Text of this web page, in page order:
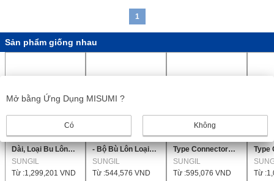
1
Sản phẩm giống nhau
Khớp Nối Hình Đĩa
Dài, Loại Bu Lông
Định Vị (Đĩa Đôi)
SUNGIL
Từ :1,299,201 VND
Khớp Nối Hình Đĩa
- Bộ Bù Lôn Loại
Dài (Đĩa Đôi) -
[SDWB]
SUNGIL
Từ :544,576 VND
Khớp nối dạng đĩa -
Type Connector
(Đĩa đơn)
SUNGIL
Từ :595,076 VND
Khớp
Type
(Đĩa
Từ :
Mở bằng Ứng Dụng MISUMI ?
Có Không